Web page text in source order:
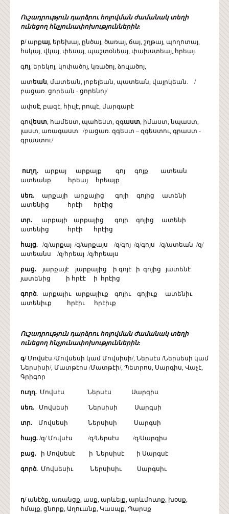
Ուշադրություն դարձրու հոլովման ժամանակ տեղի
ունեցող հնչյունափոխություններին:
բ/ արքայ, երեխայ, ընծայ, ծառայ, ճայ, շղթայ, պողոտայ,
հսկայ, վկայ, փեսայ, պաշտօնեայ, փախստեայ, հրեայ.
գոյ, երեկոյ, կոփածոյ, կռածոյ, ձուլածոյ,
ատեան, մատեան, յոբելեան, պատեան, վայրկեան. /
բացառ. ցորեան - ցորենոյ/
ափս է, բազէ, հիւլէ, րոպէ, մարգարէ
գով եստ, համեստ, պահեստ, զգաստ, իմաստ, նպաստ,
լաստ, առագաստ. /բացառ. զգեստ – զգեստու, գրաստ -
գրաստու/
ուղղ. արքայ արքայք գոյ գոյք ատեան
ատեանք հրեայ հրեայք
սեռ. արքայի արքայից գոյի գոյից ատենի
ատենից հրէի հրէից
տր. արքայի արքայից գոյի գոյից ատենի
ատենից հրէի հրէից
հայց. /զ/արքայ /զ/արքայս /զ/գոյ /զ/գոյս /զ/ատեան /զ/
ատեանս /զ/հրեայ /զ/հրեայս
բաց. յարքայէ յարքայից ի գոյէ ի գոյից յատենէ
յատենից ի հրէէ ի հրէից
գործ. արքայիւ արքայիւք գոյիւ գոյիւք ատենիւ
ատենիւք հրէիւ հրէիւք
Ուշադրություն դարձրու հոլովման ժամանակ տեղի
ունեցող հնչյունափոխություններին:
գ/ Մովսէս /Մովսեսի կամ Մովսիսի/, Ներսէս /Ներսեսի կամ
Ներսիսի/, Մատթէոս /Մատթէի/, Պետրոս, Սարգիս, Վաչէ,
Գրիգոր
ուղղ. Մովսէս Ներսէս Սարգիս
սեռ. Մովսեսի Ներսիսի Սարգսի
տր. Մովսեսի Ներսիսի Սարգսի
հայց. /զ/ Մովսէս /զ/Ներսէս /զ/Սարգիս
բաց. ի Մովսեսէ ի Ներսիսէ ի Սարգսէ
գործ. Մովսեսիւ Ներսիսիւ Սարգսիւ
դ/ անէծք, առանցք, ասք, արևելք, արևմուտք, խօսք,
հմայք, ցնորք, Աղուանք, Կասպք, Պարսք